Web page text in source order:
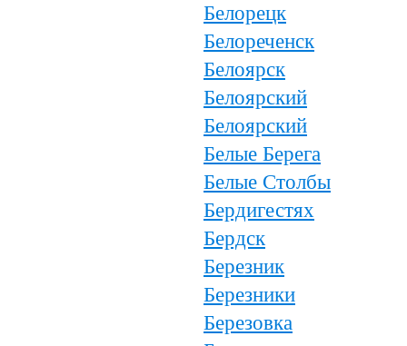
Белорецк
Белореченск
Белоярск
Белоярский
Белоярский
Белые Берега
Белые Столбы
Бердигестях
Бердск
Березник
Березники
Березовка